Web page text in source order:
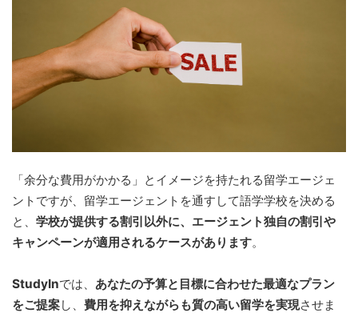
「余分な費用がかかる」とイメージを持たれる留学エージェ
ントですが、留学エージェントを通すして語学学校を決める
と、 学校が提供する割引以外に、エージェント独自の割引や
キャンペーンが適用されるケースがあります。
StudyInでは、 あなたの予算と目標に合わせた最適なプラン
をご提案し、 費用を抑えながらも質の高い留学を実現させま